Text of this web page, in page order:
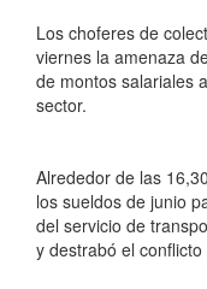
Los choferes de
viernes la amenaza
de montos salariales
sector.
Alrededor de las
los sueldos de junio
del servicio de
y destrabó el